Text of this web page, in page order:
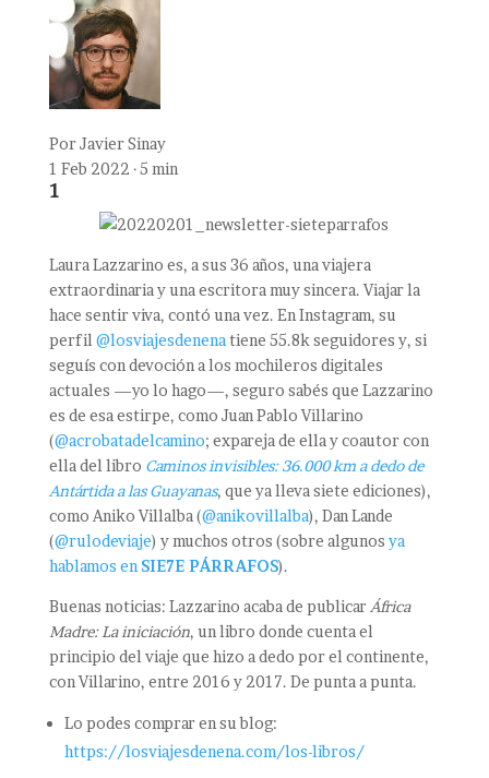
PorJavier Sinay
1 Feb 2022 · 5 min
1
Laura Lazzarino es, a sus 36 años, una viajera
extraordinaria y una escritora muy sincera. Viajar la
hace sentir viva, contó una vez. En Instagram, su
perfil @losviajesdenena tiene 55.8k seguidores y, si
seguís con devoción a los mochileros digitales
actuales —yo lo hago—, seguro sabés que Lazzarino
es de esa estirpe, como Juan Pablo Villarino
(@acrobatadelcamino; expareja de ella y coautor con
ella del libro Caminos invisibles: 36.000 km a dedo de
Antártida a las Guayanas, que ya lleva siete ediciones),
como Aniko Villalba (@anikovillalba), Dan Lande
(@rulodeviaje) y muchos otros (sobre algunos ya
hablamos en SIE7E PÁRRAFOS).
Buenas noticias: Lazzarino acaba de publicar África
Madre: La iniciación, un libro donde cuenta el
principio del viaje que hizo a dedo por el continente,
con Villarino, entre 2016 y 2017. De punta a punta.
Lo podes comprar en su blog:
https://losviajesdenena.com/los-libros/